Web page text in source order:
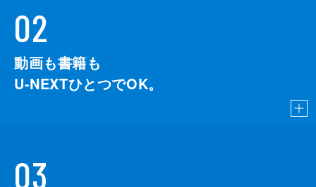
02
動画も書籍も
U-NEXTひとつでOK。
03